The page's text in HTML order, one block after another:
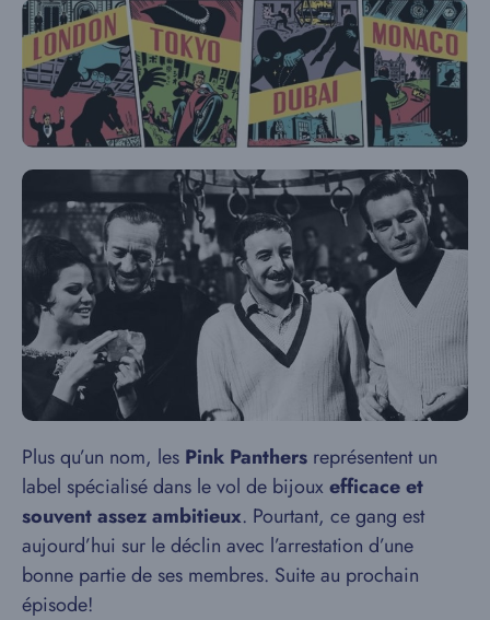
Plus qu’un nom, les Pink Panthers représentent un
label spécialisé dans le vol de bijouxefficace et
souvent assez ambitieux. Pourtant, ce gang est
aujourd’hui sur le déclin avec l’arrestation d’une
bonne partie de ses membres. Suite au prochain
épisode!